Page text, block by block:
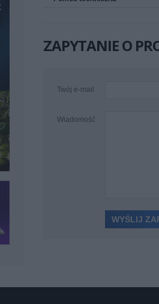
ZAPYTANIE O
Twój e-mail
Wiadomość